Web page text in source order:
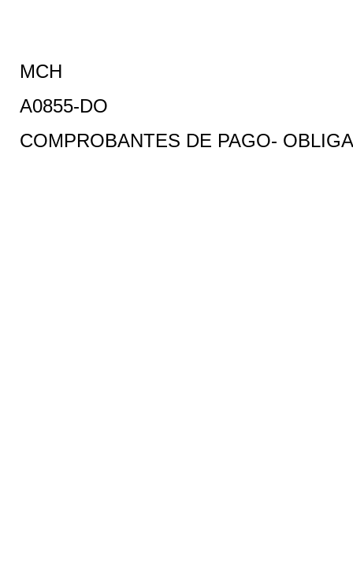
MCH
A0855-DO
COMPROBANTES DE PAGO-